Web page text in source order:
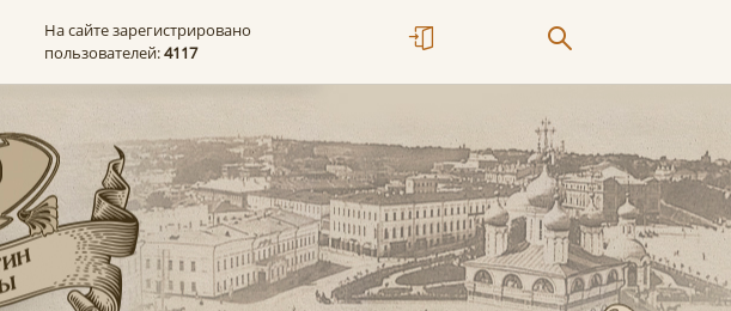
На сайте зарегистрировано
пользователей:4117